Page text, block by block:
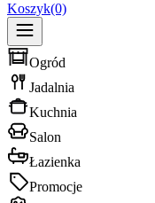
Koszyk(0)
Ogród
Jadalnia
Kuchnia
Salon
Łazienka
Promocje